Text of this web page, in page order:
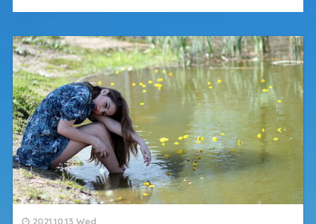
2021.10.13 Wed